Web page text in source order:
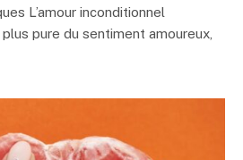
L’amour inconditionnel
pure du sentiment amoureux,